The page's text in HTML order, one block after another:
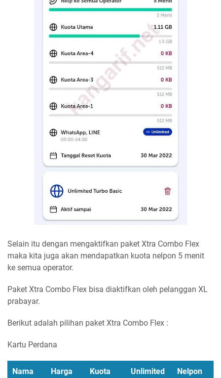
Selain itu dengan mengaktifkan paket Xtra Combo Flex
maka kita juga akan mendapatkan kuota nelpon 5 menit
ke semua operator.
Paket Xtra Combo Flex bisa diaktifkan oleh pelanggan XL
prabayar.
Berikut adalah pilihan paket Xtra Combo Flex :
Kartu Perdana
Nama
Harga
Kuota
Unlimited
Nelpon